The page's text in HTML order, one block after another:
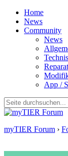
Home
News
Community
News
App /
myTIER Forum ›